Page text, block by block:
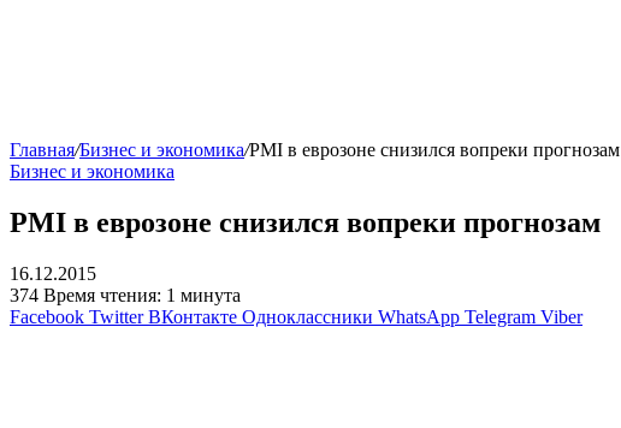
Главная/Бизнес и экономика/PMI в еврозоне снизился вопреки прогнозам
Бизнес и экономика
PMI в еврозоне снизился вопреки прогнозам
16.12.2015
374 Время чтения: 1 минута
Facebook Twitter ВКонтакте Одноклассники WhatsApp Telegram Viber